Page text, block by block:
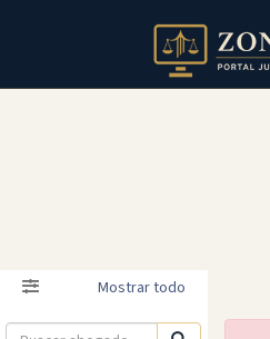
Filtro Mostrar todo